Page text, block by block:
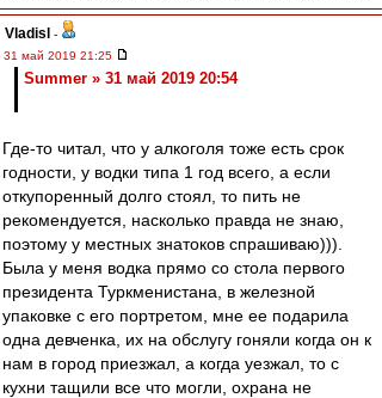
Vladisl
-
31 май 2019 21:25
Summer » 31 май 2019 20:54
Где-то читал, что у алкоголя тоже есть срок
годности, у водки типа 1 год всего, а если
откупоренный долго стоял, то пить не
рекомендуется, насколько правда не знаю,
поэтому у местных знатоков спрашиваю))).
Была у меня водка прямо со стола первого
президента Туркменистана, в железной
упаковке с его портретом, мне ее подарила
одна девченка, их на обслугу гоняли когда он к
нам в город приезжал, а когда уезжал, то с
кухни тащили все что могли, охрана не